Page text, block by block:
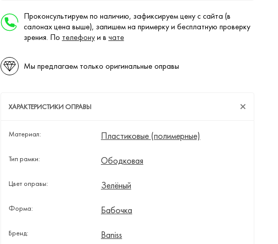
Проконсультируем по наличию, зафиксируем цену с сайта (в
салонах цена выше), запишем на примерку и бесплатную проверку
зрения. По телефонуи в чате
Мы предлагаем только оригинальные оправы
ХАРАКТЕРИСТИКИ ОПРАВЫ
Материал: Пластиковые (полимерные)
Тип рамки: Ободковая
Цвет оправы: Зелёный
Форма: Бабочка
Бренд: Baniss